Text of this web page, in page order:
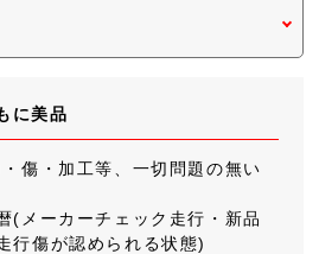
に美品
傷・加工等、一切問題の無い
(メーカーチェック走行・新品
行傷が認められる状態)